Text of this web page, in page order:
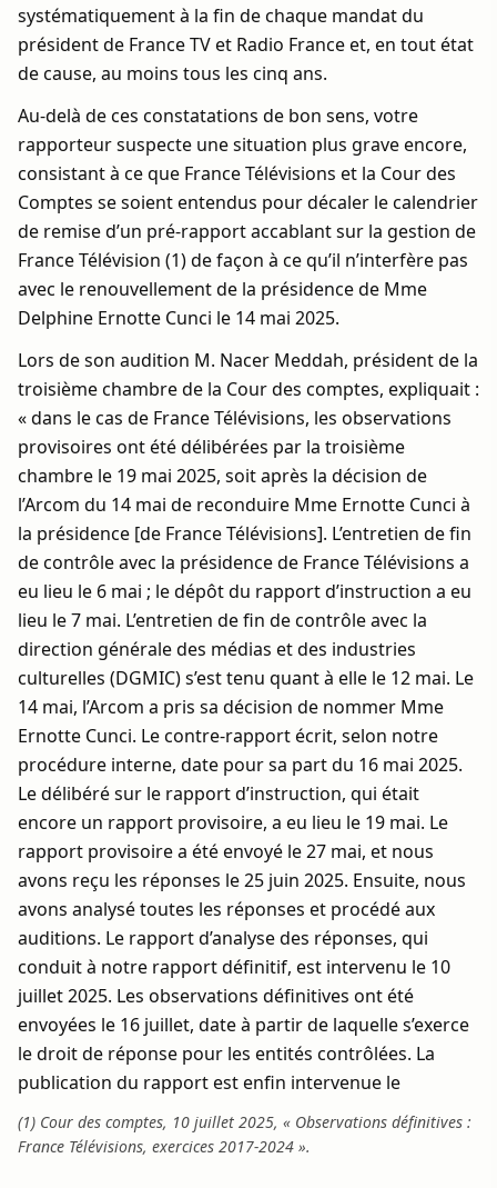
systématiquement à la fin de chaque mandat du
président de France TV et Radio France et, en tout état
de cause, au moins tous les cinq ans.
Au-delà de ces constatations de bon sens, votre
rapporteur suspecte une situation plus grave encore,
consistant à ce que France Télévisions et la Cour des
Comptes se soient entendus pour décaler le calendrier
de remise d’un pré-rapport accablant sur la gestion de
France Télévision (1) de façon à ce qu’il n’interfère pas
avec le renouvellement de la présidence de Mme
Delphine Ernotte Cunci le 14 mai 2025.
Lors de son audition M. Nacer Meddah, président de la
troisième chambre de la Cour des comptes, expliquait :
« dans le cas de France Télévisions, les observations
provisoires ont été délibérées par la troisième
chambre le 19 mai 2025, soit après la décision de
l’Arcom du 14 mai de reconduire Mme Ernotte Cunci à
la présidence [de France Télévisions]. L’entretien de fin
de contrôle avec la présidence de France Télévisions a
eu lieu le 6 mai ; le dépôt du rapport d’instruction a eu
lieu le 7 mai. L’entretien de fin de contrôle avec la
direction générale des médias et des industries
culturelles (DGMIC) s’est tenu quant à elle le 12 mai. Le
14 mai, l’Arcom a pris sa décision de nommer Mme
Ernotte Cunci. Le contre-rapport écrit, selon notre
procédure interne, date pour sa part du 16 mai 2025.
Le délibéré sur le rapport d’instruction, qui était
encore un rapport provisoire, a eu lieu le 19 mai. Le
rapport provisoire a été envoyé le 27 mai, et nous
avons reçu les réponses le 25 juin 2025. Ensuite, nous
avons analysé toutes les réponses et procédé aux
auditions. Le rapport d’analyse des réponses, qui
conduit à notre rapport définitif, est intervenu le 10
juillet 2025. Les observations définitives ont été
envoyées le 16 juillet, date à partir de laquelle s’exerce
le droit de réponse pour les entités contrôlées. La
publication du rapport est enfin intervenue le
(1) Cour des comptes, 10 juillet 2025, « Observations définitives :
France Télévisions, exercices 2017-2024 ».